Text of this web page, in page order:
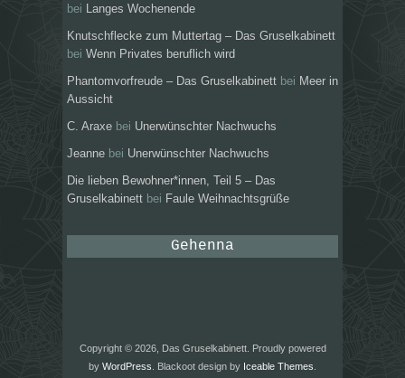
bei
Langes Wochenende
Knutschflecke zum Muttertag – Das Gruselkabinett
bei Wenn Privates beruflich wird
Phantomvorfreude – Das Gruselkabinett bei Meer in
Aussicht
C. Araxe bei Unerwünschter Nachwuchs
Jeanne bei Unerwünschter Nachwuchs
Die lieben Bewohner*innen, Teil 5 – Das
Gruselkabinett bei Faule Weihnachtsgrüße
Gehenna
Copyright © 2026, Das Gruselkabinett. Proudly powered
by WordPress . Blackoot design by Iceable Themes